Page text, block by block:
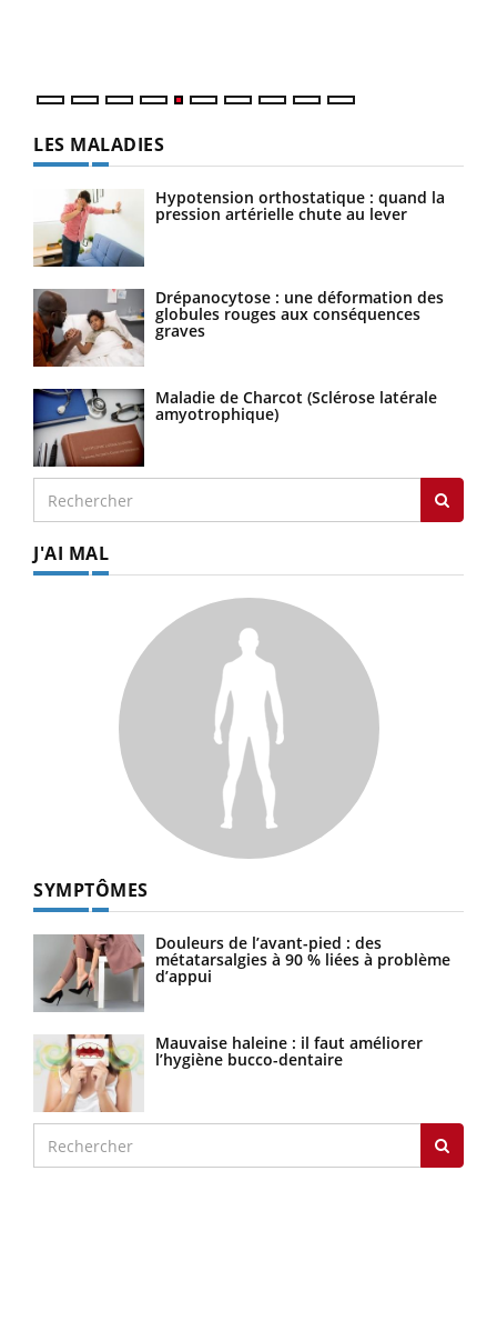
LES MALADIES
Hypotension orthostatique : quand la
pression artérielle chute au lever
Drépanocytose : une déformation des
globules rouges aux conséquences
graves
Maladie de Charcot (Sclérose latérale
amyotrophique)
J'AI MAL
SYMPTÔMES
Douleurs de l’avant-pied : des
métatarsalgies à 90 % liées à problème
d’appui
Mauvaise haleine : il faut améliorer
l’hygiène bucco-dentaire